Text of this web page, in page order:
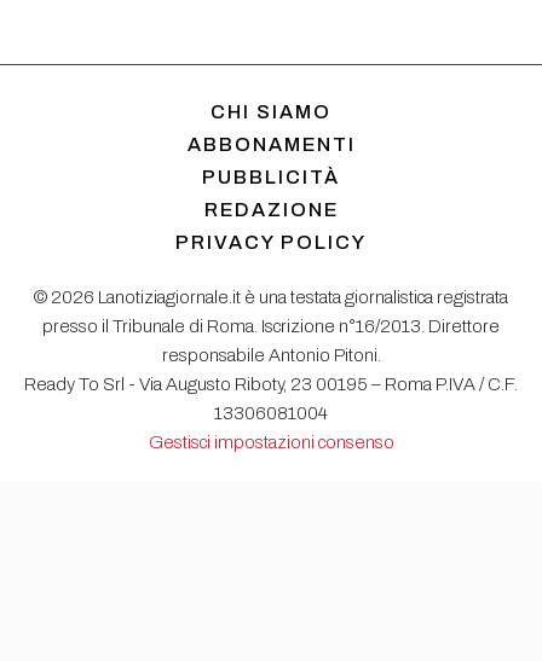
CHI SIAMO
ABBONAMENTI
PUBBLICITÀ
REDAZIONE
PRIVACY POLICY
© 2026 Lanotiziagiornale.it è una testata giornalistica registrata
presso il Tribunale di Roma. Iscrizione n°16/2013. Direttore
responsabile Antonio Pitoni.
Ready To Srl - Via Augusto Riboty, 23 00195 – Roma P.IVA / C.F.
13306081004
Gestisci impostazioni consenso